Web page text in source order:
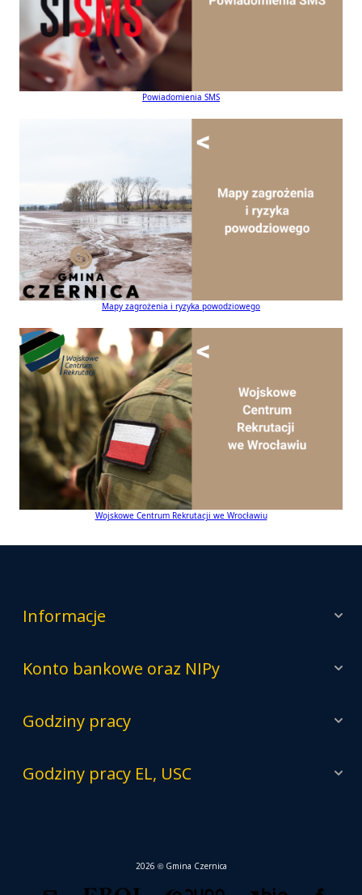
Powiadomienia SMS
Mapy zagrożenia i ryzyka powodziowego
Wojskowe Centrum Rekrutacji we Wrocławiu
Informacje
Konto bankowe oraz NIPy
Godziny pracy
Godziny pracy EL, USC
2026 © Gmina Czernica